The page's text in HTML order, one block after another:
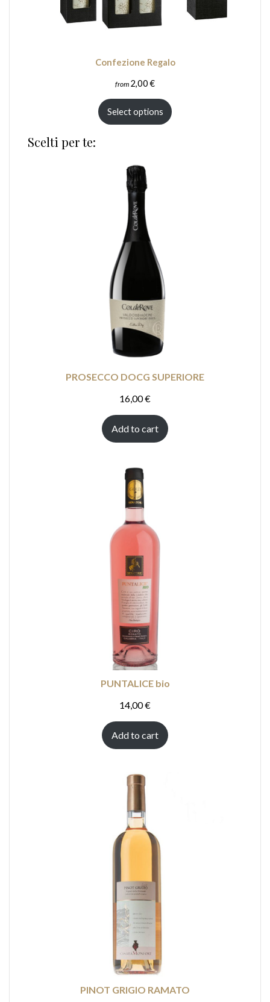
Confezione Regalo
from 2,00€
Select options
Scelti per te:
PROSECCO DOCG SUPERIORE
16,00€
Add to cart
PUNTALICE bio
14,00€
Add to cart
PINOT GRIGIO RAMATO